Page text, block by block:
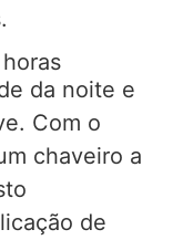
da noite e
Com o
chaveiro a
de